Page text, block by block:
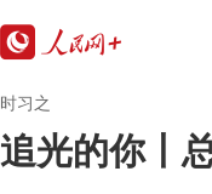
时习之
追光的你丨